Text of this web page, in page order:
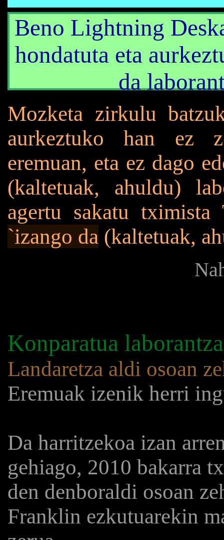
Beno Lightning
hondatuta eta
da
Mozketa zirkulu
aurkeztuko han ez
eremuan, eta ez dago
(kaltetuak, ahuldu)
agertu sakatu
`izango da (kaltetuak,
Konparatua
Landaretza aldi osoan
Eremuak izenik herri
Da harritzekoa izan
gehiago, 2010 bakarra
den denboraldi osoan
Franklin ezkutuarekin